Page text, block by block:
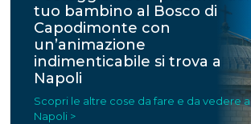
tuo bambino al Bosco di
Capodimonte con
un’animazione
indimenticabile si trova a
Napoli
Scopri le altre cose da fare e da vedere a
Napoli >